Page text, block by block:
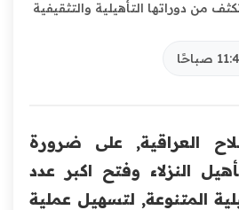
من دوراتها التأهيلية والتثقيفية
العراقية, على ضرورة
النزلاء وفتح اكبر عدد
المتنوعة, لتسهيل عملية